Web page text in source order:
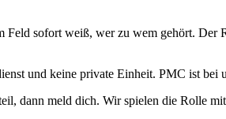
sofort weiß, wer zu wem gehört. Der
und keine private Einheit. PMC ist
dann meld dich. Wir spielen die Rolle